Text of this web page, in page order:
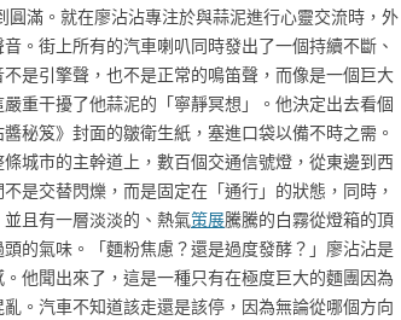
滿。就在廖沾沾專注於與蒜泥進行心靈交流時，外
。街上所有的汽車喇叭同時發出了一個持續不斷、
引擎聲，也不是正常的鳴笛聲，而像是一個巨大
重干擾了他蒜泥的「寧靜冥想」。他決定出去看個
秘笈》封面的皺衛生紙，塞進口袋以備不時之需。
城市的主幹道上，數百個交通信號燈，從東邊到西
是交替閃爍，而是固定在「通行」的狀態，同時，
且有一層淡淡的、熱氣策展騰騰的白霧從燈箱的頂
的氣味。「麵粉焦慮？還是過度發酵？」廖沾沾是
他聞出來了，這是一種只有在極度巨大的麵團因為
。汽車不知道該走還是該停，因為無論從哪個方向